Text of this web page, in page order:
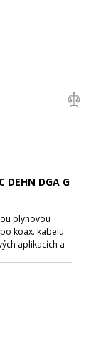
DGA G
plynovou
koax. kabelu.
aplikacích a